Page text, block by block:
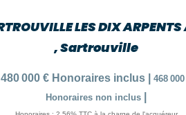
,Sartrouville
480 000 € Honoraires inclus
468
Honoraires non inclus